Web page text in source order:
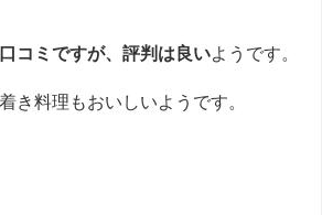
コミですが、評判は良いようです。
き料理もおいしいようです。